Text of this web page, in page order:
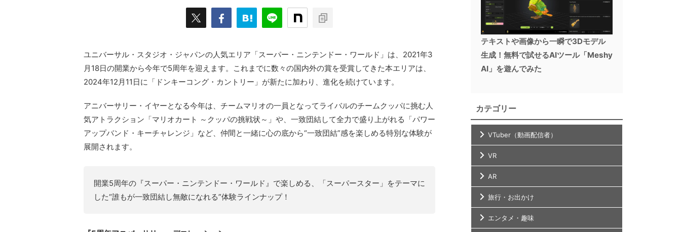
ユニバーサル・スタジオ・ジャパンの人気エリア「スーパー・ニンテンドー・ワールド」は、2021年3
月18日の開業から今年で5周年を迎えます。これまでに数々の国内外の賞を受賞してきた本エリアは、
2024年12月11日に「ドンキーコング・カントリー」が新たに加わり、進化を続けています。
アニバーサリー・イヤーとなる今年は、チームマリオの一員となってライバルのチームクッパに挑む人
気アトラクション「マリオカート ～クッパの挑戦状～」や、一致団結して全力で盛り上がれる「パワー
アップバンド・キーチャレンジ」など、仲間と一緒に心の底から“一致団結”感を楽しめる特別な体験が
展開されます。
開業5周年の『スーパー・ニンテンドー・ワールド』で楽しめる、「スーパースター」をテーマに
した“誰もが一致団結し無敵になれる”体験ラインナップ！
テキストや画像から一瞬で3Dモデル
生成！無料で試せるAIツール「Meshy
AI」を遊んでみた
カテゴリー
VTuber（動画配信者）
VR
AR
旅行・お出かけ
エンタメ・趣味